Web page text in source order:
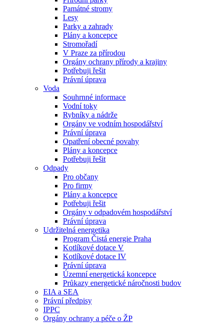
Památné stromy
Lesy
Parky a zahrady
Plány a koncepce
Stromořadí
V Praze za přírodou
Orgány ochrany přírody a krajiny
Potřebuji řešit
Právní úprava
Voda
Souhrnné informace
Vodní toky
Rybníky a nádrže
Orgány ve vodním hospodářství
Právní úprava
Opatření obecné povahy
Plány a koncepce
Potřebuji řešit
Odpady
Pro občany
Pro firmy
Plány a koncepce
Potřebuji řešit
Orgány v odpadovém hospodářství
Právní úprava
Udržitelná energetika
Program Čistá energie Praha
Kotlíkové dotace V
Kotlíkové dotace IV
Právní úprava
Územní energetická koncepce
Průkazy energetické náročnosti budov
EIA a SEA
Právní předpisy
IPPC
Orgány ochrany a péče o ŽP